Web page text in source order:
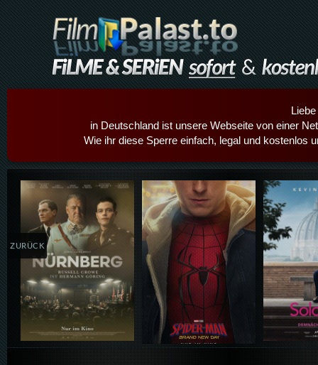
in Deutschland ist unsere Webseite von einer
Wie ihr diese Sperre einfach, legal und kostenlos
Details,Play Details,Play
ZURÜCK